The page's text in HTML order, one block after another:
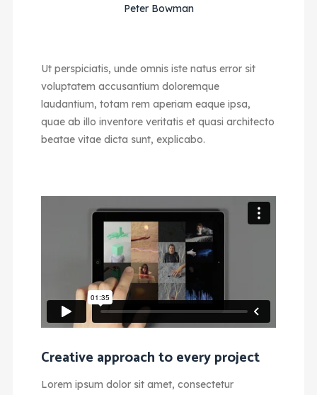
Peter Bowman
Ut perspiciatis, unde omnis iste natus error sit
voluptatem accusantium doloremque
laudantium, totam rem aperiam eaque ipsa,
quae ab illo inventore veritatis et quasi architecto
beatae vitae dicta sunt, explicabo.
Creative approach to every project
Lorem ipsum dolor sit amet, consectetur